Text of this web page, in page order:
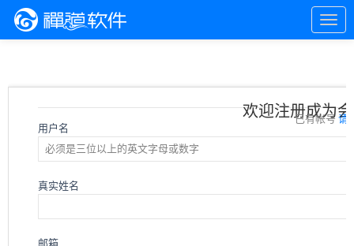
欢迎注册成为
已有帐号 请
用户名
真实姓名
邮箱